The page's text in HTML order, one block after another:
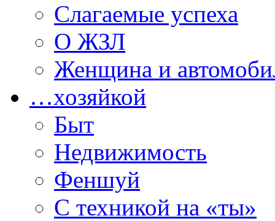
Слагаемые успеха
О ЖЗЛ
Женщина и
…хозяйкой
Быт
Недвижимость
Феншуй
С техникой на «ты»